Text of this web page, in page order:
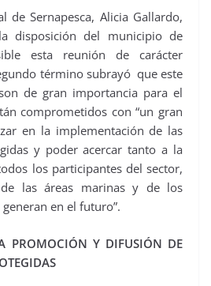
de Sernapesca, Alicia Gallardo,
disposición del municipio de
esta reunión de carácter
término subrayó que este
de gran importancia para el
comprometidos con “un gran
en la implementación de las
y poder acercar tanto a la
los participantes del sector,
las áreas marinas y de los
en el futuro”.
PROMOCIÓN Y DIFUSIÓN DE